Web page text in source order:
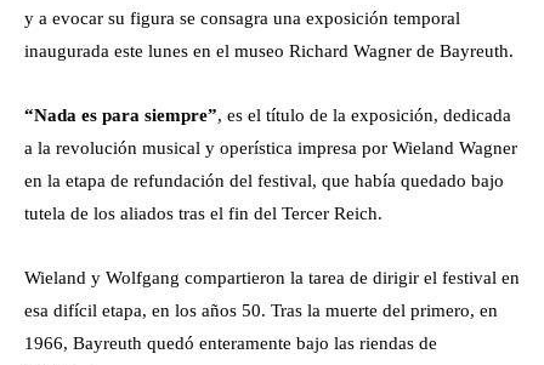
y a evocar su figura se consagra una exposición temporal
inaugurada este lunes en el museo Richard Wagner de Bayreuth.
“Nada es para siempre”, es el título de la exposición, dedicada
a la revolución musical y operística impresa por Wieland Wagner
en la etapa de refundación del festival, que había quedado bajo
tutela de los aliados tras el fin del Tercer Reich.
Wieland y Wolfgang compartieron la tarea de dirigir el festival en
esa difícil etapa, en los años 50. Tras la muerte del primero, en
1966, Bayreuth quedó enteramente bajo las riendas de